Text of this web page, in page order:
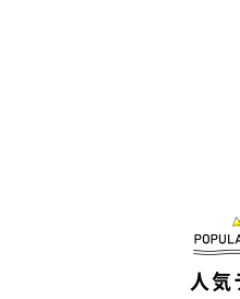
人気